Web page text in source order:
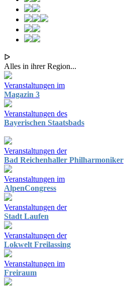
ᐅ
Alles in ihrer Region...
Veranstaltungen im
Magazin 3
Veranstaltungen des
Bayerischen Staatsbads
Veranstaltungen der
Bad Reichenhaller Philharmoniker
Veranstaltungen im
AlpenCongress
Veranstaltungen der
Stadt Laufen
Veranstaltungen der
Lokwelt Freilassing
Veranstaltungen im
Freiraum